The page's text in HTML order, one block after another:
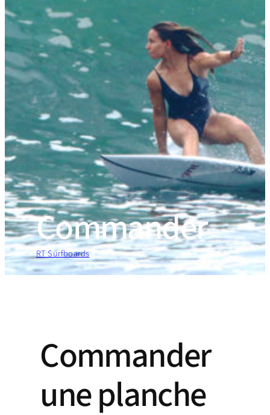
Commander
RT Surfboards»Commander
Commander
une planche